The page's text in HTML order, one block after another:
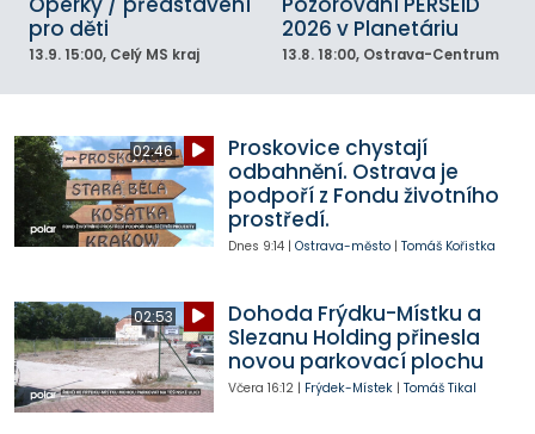
pro děti
13.9. 15:00, Celý MS kraj
2026 v Planetáriu
13.8. 18:00, Ostrava-Centrum
02:46
Proskovice chystají
odbahnění. Ostrava je
podpoří z Fondu životního
prostředí.
Dnes 9:14| Ostrava-město| Tomáš Kořistka
02:53
Dohoda Frýdku-Místku a
Slezanu Holding přinesla
novou parkovací plochu
Včera 16:12| Frýdek-Místek| Tomáš Tikal